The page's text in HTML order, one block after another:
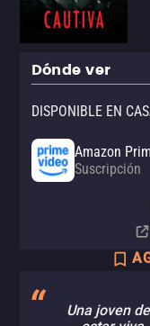
Dónde ver
DISPONIBLE EN
Amazon
Suscripción
Apple TV
Una joven